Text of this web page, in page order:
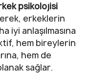
psikolojisi
erkeklerin
iyi anlaşılmasına
hem bireylerin
hem de
sağlar.